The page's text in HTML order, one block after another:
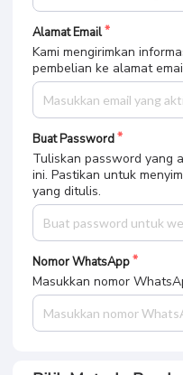
Alamat Email
Kami mengirimkan
pembelian ke alamat
Buat Password
Tuliskan password yang
ini. Pastikan untuk
yang ditulis.
Nomor WhatsApp
Masukkan nomor